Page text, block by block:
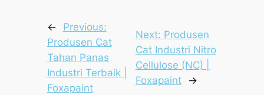
←
Previous:
Produsen Cat
Tahan Panas
Industri Terbaik |
Foxapaint
Next: Produsen
Cat Industri Nitro
Cellulose (NC) |
Foxapaint
→